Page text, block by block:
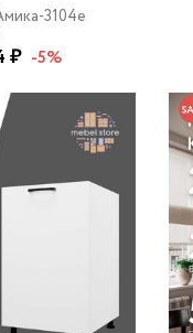
3104e
₽ -5%